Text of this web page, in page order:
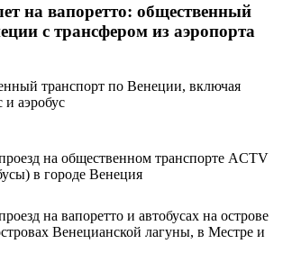
на вапоретто: общественный
с трансфером из аэропорта
транспорт по Венеции, включая
и аэробус
на общественном транспорте ACTV
в городе Венеция
на вапоретто и автобусах на острове
Венецианской лагуны, в Местре и